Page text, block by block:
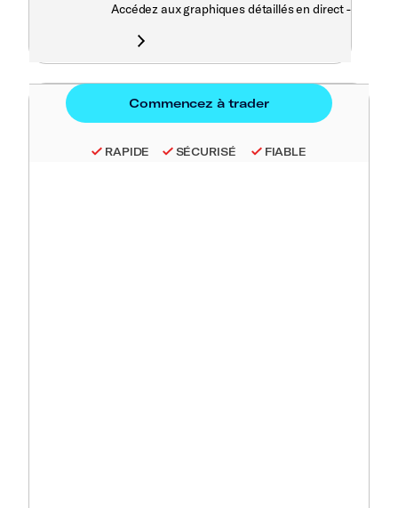
Accédez aux graphiques détaillés en direct -
RAPIDE SÉCURISÉ FIABLE